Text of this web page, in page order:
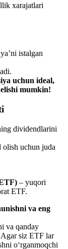
xarajatlari
istalgan
uchun ideal,
mumkin!
dividendlarini
olish uchun juda
– yuqori
ETF.
va eng
va qanday
siz ETF lar
o‘rganmoqchi